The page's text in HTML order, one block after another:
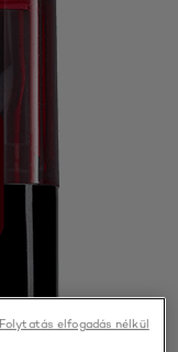
Folytatás elfogadás nélkül